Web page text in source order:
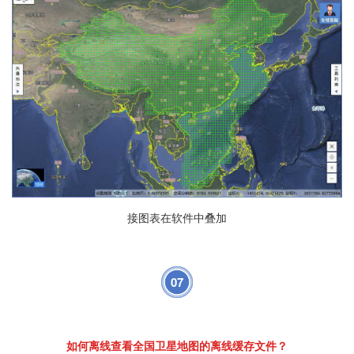
接图表在软件中叠加
07
如何离线查看全国卫星地图的离线缓存文件？